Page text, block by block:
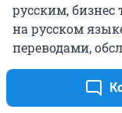
русским,
на русском
переводами,
продавцы также